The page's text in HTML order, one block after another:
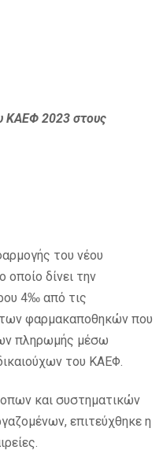
ΚΑΕΦ 2023 στους
του νέου
δίνει την
4‰ από τις
των φαρμακαποθηκών που
πληρωμής μέσω
του ΚΑΕΦ.
και συστηματικών
επιτεύχθηκε η